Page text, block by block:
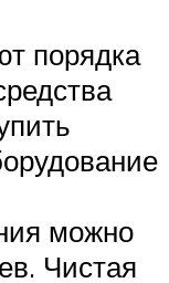
порядка
можно
Чистая